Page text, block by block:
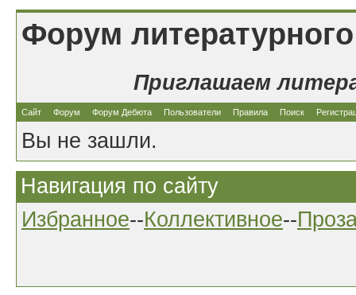
Форум
Приглашаем
Сайт Форум Форум Дебюта Пользователи Правила Поиск
Вы не зашли.
Навигация по сайту
Избранное--Коллективное--